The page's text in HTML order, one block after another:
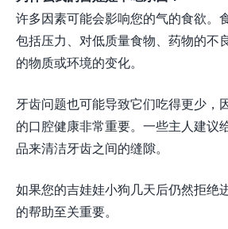
许多因素可能会影响您的气的食欲。
包括压力、对低质量食物、药物的不
的物质或环境的变化。
牙齿问题也可能导致它们吃得更少，
的口腔健康非常重要。一些主人建议
品来清洁牙齿之间的缝隙。
如果您的吉娃娃小狗几天后仍然拒绝
的帮助至关重要。